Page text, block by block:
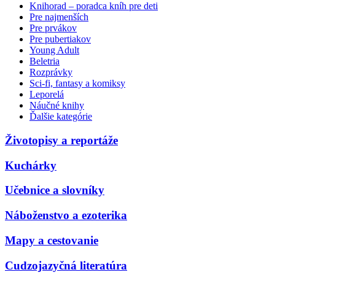
Knihorad – poradca kníh pre deti
Pre najmenších
Pre prvákov
Pre pubertiakov
Young Adult
Beletria
Rozprávky
Sci-fi, fantasy a komiksy
Leporelá
Náučné knihy
Ďalšie kategórie
Životopisy a reportáže
Kuchárky
Učebnice a slovníky
Náboženstvo a ezoterika
Mapy a cestovanie
Cudzojazyčná literatúra